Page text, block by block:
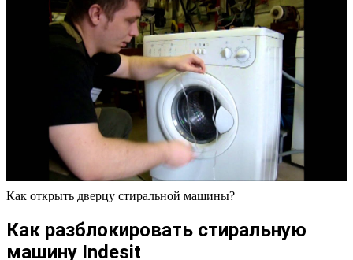
Как открыть дверцу стиральной машины?
Как разблокировать стиральную
машину Indesit